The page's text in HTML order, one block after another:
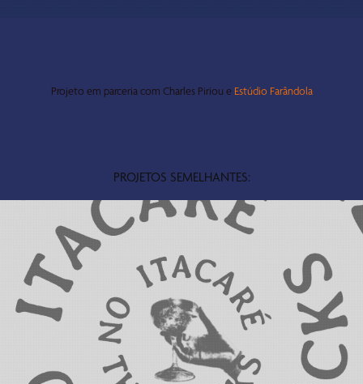
Projeto em parceria com Charles Piriou e Estúdio Farândola
PROJETOS SEMELHANTES:
ITACARÉ ON THE ROCKS